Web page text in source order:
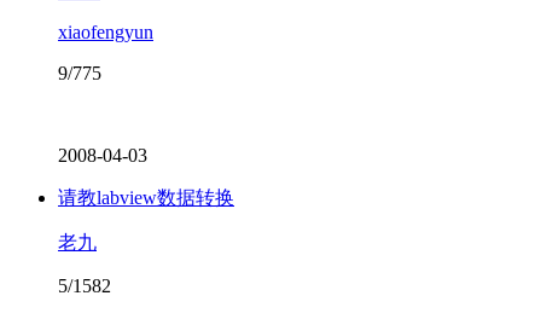
xiaofengyun
9/775
2008-04-03
请教labview数据转换
老九
5/1582